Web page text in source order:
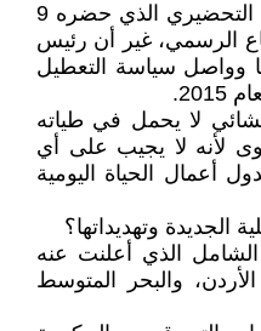
قدمت الورقة (حصيلة الاجتماع التحضيري الذي حضره 9
الرسمي، غير أن رئيس
وواصل سياسة التعطيل
لا يحمل في طياته
لأنه لا يجيب على أي
أعمال الحياة اليومية
الجديدة وتهديداتها؟
الذي أعلنت عنه
والبحر المتوسط